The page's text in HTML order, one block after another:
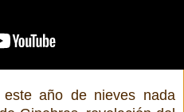
año de nieves nada